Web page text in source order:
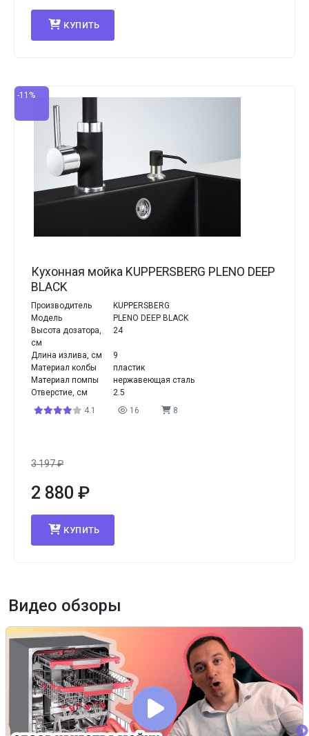
КУПИТЬ
-11%
Кухонная мойка KUPPERSBERG PLENO DEEP
BLACK
Производитель
KUPPERSBERG
Модель
PLENO DEEP BLACK
Высота дозатора,
см
24
Длина излива, см
9
Материал колбы
пластик
Материал помпы
нержавеющая сталь
Отверстие, см
2.5
4.1
16 8
3 197₽
2 880 ₽
КУПИТЬ
Видео обзоры